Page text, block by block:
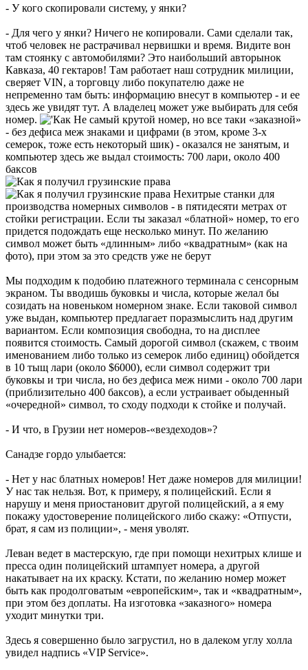
- У кого скопировали систему, у янки?
- Для чего у янки? Ничего не копировали. Сами сделали так,
чтоб человек не растрачивал нервишки и время. Видите вон
там стоянку с автомобилями? Это наибольший авторынок
Кавказа, 40 гектаров! Там работает наш сотрудник милиции,
сверяет VIN, а торговцу либо покупателю даже не
непременно там быть: информацию внесут в компьютер - и ее
здесь же увидят тут. А владелец может уже выбирать для себя
номер.
Не самый крутой номер, но все таки «заказной»
- без дефиса меж знаками и цифрами (в этом, кроме 3-х
семерок, тоже есть некоторый шик) - оказался не занятым, и
компьютер здесь же выдал стоимость: 700 лари, около 400
баксов
Нехитрые станки для
производства номерных символов - в пятидесяти метрах от
стойки регистрации. Если ты заказал «блатной» номер, то его
придется подождать еще несколько минут. По желанию
символ может быть «длинным» либо «квадратным» (как на
фото), при этом за это средств уже не берут
Мы подходим к подобию платежного терминала с сенсорным
экраном. Ты вводишь буковкы и числа, которые желал бы
созидать на новеньком номерном знаке. Если таковой символ
уже выдан, компьютер предлагает поразмыслить над другим
вариантом. Если композиция свободна, то на дисплее
появится стоимость. Самый дорогой символ (скажем, с твоим
именованием либо только из семерок либо единиц) обойдется
в 10 тыщ лари (около $6000), если символ содержит три
буковкы и три числа, но без дефиса меж ними - около 700 лари
(приблизительно 400 баксов), а если устраивает обыденный
«очередной» символ, то сходу подходи к стойке и получай.
- И что, в Грузии нет номеров-«вездеходов»?
Санадзе гордо улыбается:
- Нет у нас блатных номеров! Нет даже номеров для милиции!
У нас так нельзя. Вот, к примеру, я полицейский. Если я
нарушу и меня приостановит другой полицейский, а я ему
покажу удостоверение полицейского либо скажу: «Отпусти,
брат, я сам из полиции», - меня уволят.
Леван ведет в мастерскую, где при помощи нехитрых клише и
пресса один полицейский штампует номера, а другой
накатывает на их краску. Кстати, по желанию номер может
быть как продолговатым «европейским», так и «квадратным»,
при этом без доплаты. На изготовка «заказного» номера
уходит минутки три.
Здесь я совершенно было загрустил, но в далеком углу холла
увидел надпись «VIP Service».